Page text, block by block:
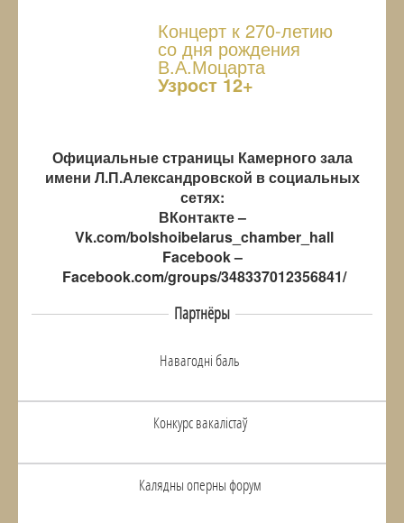
Концерт к 270-летию
со дня рождения
В.А.Моцарта
Узрoст 12+
Официальные страницы Камерного зала
имени Л.П.Александровской в социальных
сетях:
ВКонтакте –
Vk.com/bolshoibelarus_chamber_hall
Facebook –
Facebook.com/groups/348337012356841/
Партнёры
Навагоднi баль
Конкурс вакалiстаў
Калядны оперны форум